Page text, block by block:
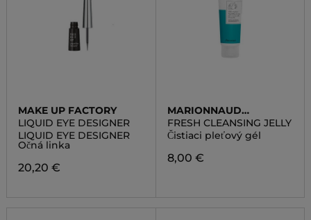
MAKE UP FACTORY
LIQUID EYE DESIGNER
LIQUID EYE DESIGNER
Očná linka
20,20 €
MARIONNAUD
SKINCARE
FRESH CLEANSING JELLY
Čistiaci pleťový gél
8,00 €